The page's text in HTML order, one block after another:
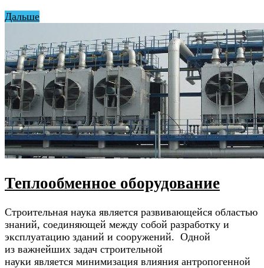
Дальше
Теплообменное оборудование
Строительная наука является развивающейся областью
знаний, соединяющей между собой разработку и
эксплуатацию зданий и сооружений. Одной
из важнейших задач строительной
науки является минимизация влияния антропогенной